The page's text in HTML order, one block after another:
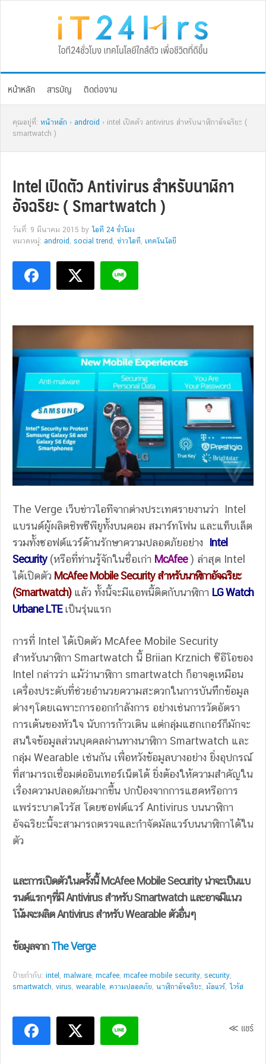
หน้าหลัก สารบัญ ติดต่องาน
คุณอยู่ที่: หน้าหลัก › android › intel เปิดตัว antivirus สำหรับนาฬิกาอัจฉริยะ (
smartwatch )
Intel เปิดตัว Antivirus สำหรับนาฬิกา
อัจฉริยะ ( Smartwatch )
วันที่: 9 มีนาคม 2015 by ไอที 24 ชั่วโมง
หมวดหมู่: android , social trend , ข่าวไอที, เทคโนโลยี
The Verge เว็บข่าวไอทีจากต่างประเทศรายงานว่า Intel
แบรนด์ผู้ผลิตชิพซีพียูทั้งบนคอม สมาร์ทโฟน และแท็บเล็ต
รวมทั้งซอฟต์แวร์ด้านรักษาความปลอดภัยอย่าง Intel
Security(หรือที่ท่านรู้จักในชื่อเก่า McAfee) ล่าสุด Intel
ได้เปิดตัว McAfee Mobile Security สำหรับนาฬิกาอัจฉริยะ
(Smartwatch)แล้ว ทั้งนี้จะมีแอพนี้ติดกับนาฬิกา LG Watch
Urbane LTEเป็นรุ่นแรก
การที่ Intel ได้เปิดตัว McAfee Mobile Security
สำหรับนาฬิกา Smartwatch นี้ Briian Krznich ซีอีโอของ
Intel กล่าวว่า แม้ว่านาฬิกา smartwatch ก็อาจดูเหมือน
เครื่องประดับที่ช่วยอำนวยความสะดวกในการบันทึกข้อมูล
ต่างๆโดยเฉพาะการออกกำลังการ อย่างเช่นการวัดอัตรา
การเต้นของหัวใจ นับการก้าวเดิน แต่กลุ่มแฮกเกอร์ก็มักจะ
สนใจข้อมูลส่วนบุคคลผ่านทางนาฬิกา Smartwatch และ
กลุ่ม Wearable เช่นกัน เพื่อหวังข้อมูลบางอย่าง ยิ่งอุปกรณ์
ที่สามารถเชื่อมต่ออินเทอร์เน็ตได้ ยิ่งต้องให้ความสำคัญใน
เรื่องความปลอดภัยมากขึ้น ปกป้องจากการแฮคหรือการ
แพร่ระบาดไวรัส โดยซอฟต์แวร์ Antivirus บนนาฬิกา
อัจฉริยะนี้จะสามารถตรวจและกำจัดมัลแวร์บนนาฬิกาได้ใน
ตัว
และการเปิดตัวในครั้งนี้ McAfee Mobile Security น่าจะเป็นแบ
รนด์แรกๆที่มี Antivirus สำหรับ Smartwatch และอาจมีแนว
โน้มจะผลิต Antivirus สำหรับ Wearable ตัวอื่นๆ
ข้อมูลจากThe Verge
ป้ายกำกับ: intel , malware, mcafee, mcafee mobile security, security,
smartwatch, virus, wearable, ความปลอดภัย, นาฬิกาอัจฉริยะ, มัลแวร์, ไวรัส
≪ แชร์